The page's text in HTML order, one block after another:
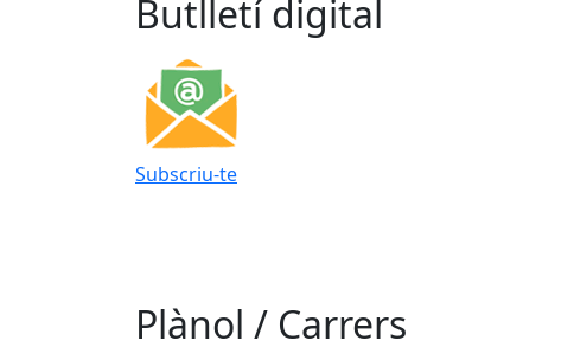
Butlletí digital
Subscriu-te
Plànol / Carrers